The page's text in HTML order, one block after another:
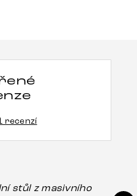
recenzí
stůl z masivního